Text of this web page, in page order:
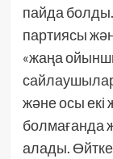
пайда
партиясы
«жаңа
және осы екі
болмағанда
алады.